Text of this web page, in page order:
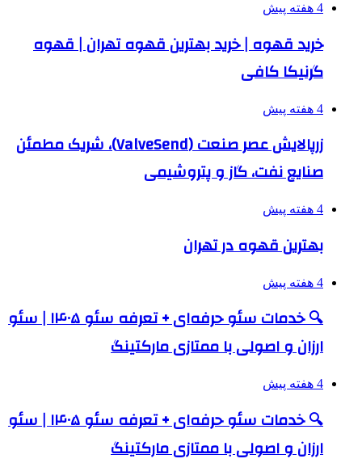
4 هفته پیش
خرید قهوه | خرید بهترین قهوه تهران | قهوه
گرنیکا کافی
4 هفته پیش
زرپالایش عصر صنعت (ValveSend)، شریک مطمئن
صنایع نفت، گاز و پتروشیمی
4 هفته پیش
بهترین قهوه در تهران
4 هفته پیش
🔍 خدمات سئو حرفه‌ای + تعرفه سئو ۱۴۰۵ | سئو
ارزان و اصولی با ممتازی مارکتینگ
4 هفته پیش
🔍 خدمات سئو حرفه‌ای + تعرفه سئو ۱۴۰۵ | سئو
ارزان و اصولی با ممتازی مارکتینگ